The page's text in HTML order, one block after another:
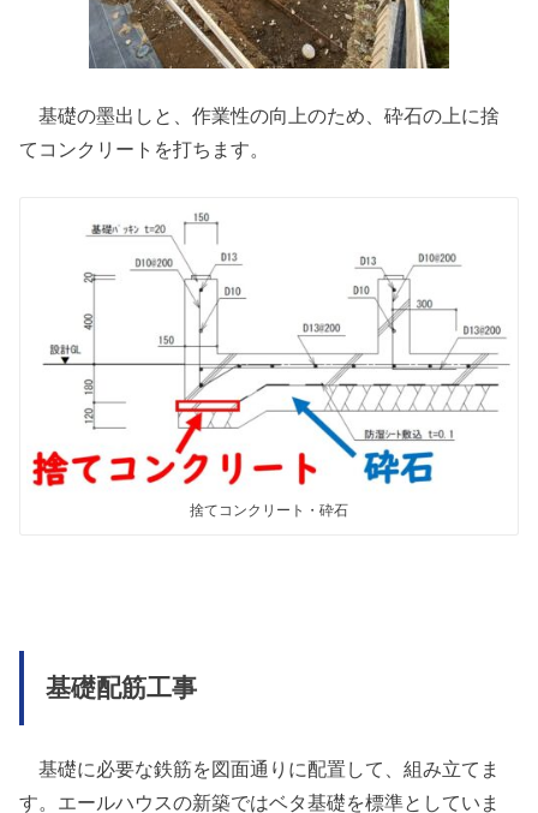
基礎の墨出しと、作業性の向上のため、砕石の上に捨
てコンクリートを打ちます。
捨てコンクリート・砕石
基礎配筋工事
基礎に必要な鉄筋を図面通りに配置して、組み立てま
す。エールハウスの新築ではベタ基礎を標準としていま